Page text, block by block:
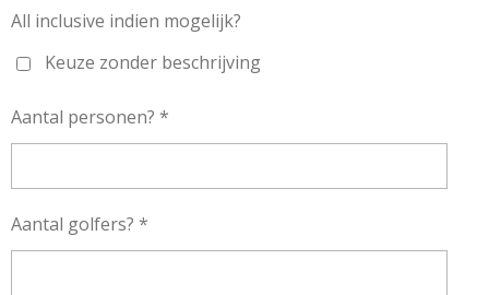
All inclusive indien mogelijk?
Keuze zonder beschrijving
Aantal personen? *
Aantal golfers? *